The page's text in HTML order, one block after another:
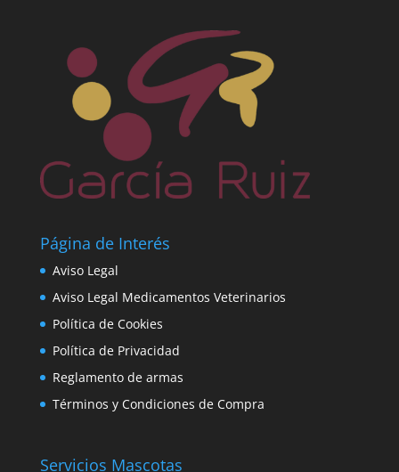
Página de Interés
Aviso Legal
Aviso Legal Medicamentos Veterinarios
Política de Cookies
Política de Privacidad
Reglamento de armas
Términos y Condiciones de Compra
Servicios Mascotas